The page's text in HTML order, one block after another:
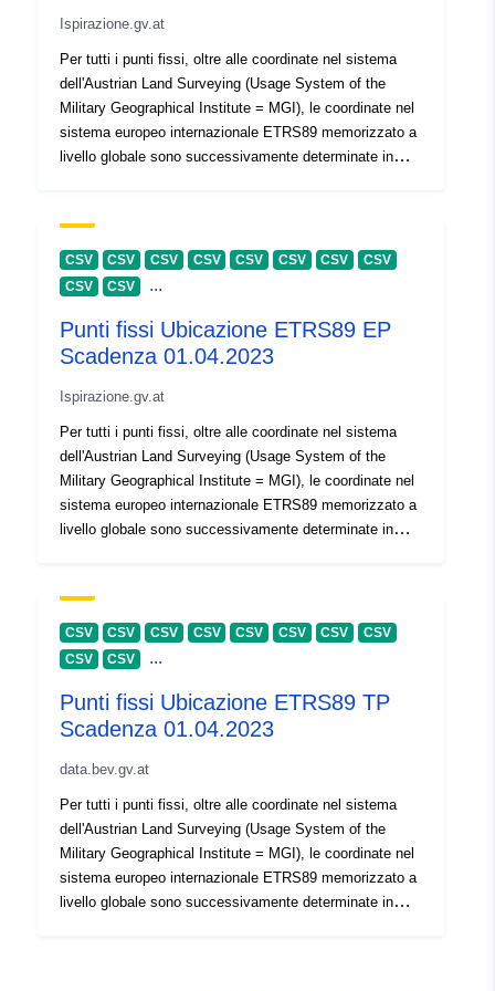
Tipo: Polygon
Provenienza:
Copertura
temporale:
01 April 2026
Ispirazione.gv.at
Per tutti i punti fissi, oltre alle coordinate nel sistema
dell'Austrian Land Surveying (Usage System of the
Military Geographical Institute = MGI), le coordinate nel
sistema europeo internazionale ETRS89 memorizzato a
livello globale sono successivamente determinate in
tridimensionale di punti in tutta l'Austria con una
distanza media di circa 1,5 km. Di questi TP, circa
270.000 punti di accensione (EP) sono stati ricavati con
creazione: I dati di questo giorno sono il database più
aggiornato del BEV. Questo non è identico alla data di
CSV CSV CSV CSV CSV CSV CSV
CSV
CSV
CSV ...
Punti fissi Ubicazione ETRS89 EP
Scadenza 01.04.2023
Ispirazione.gv.at
Per tutti i punti fissi, oltre alle coordinate nel sistema
dell'Austrian Land Surveying (Usage System of the
Military Geographical Institute = MGI), le coordinate nel
sistema europeo internazionale ETRS89 memorizzato a
livello globale sono successivamente determinate in
tridimensionale di punti in tutta l'Austria con una
distanza media di circa 1,5 km. Di questi TP, circa
270.000 punti di accensione (EP) sono stati ricavati con
creazione: I dati di questo giorno sono il database più
aggiornato del BEV. Questo non è identico alla data di
CSV CSV CSV CSV CSV CSV CSV
CSV
CSV
CSV ...
Punti fissi Ubicazione ETRS89 TP
Scadenza 01.04.2023
data.bev.gv.at
Per tutti i punti fissi, oltre alle coordinate nel sistema
dell'Austrian Land Surveying (Usage System of the
Military Geographical Institute = MGI), le coordinate nel
sistema europeo internazionale ETRS89 memorizzato a
livello globale sono successivamente determinate in